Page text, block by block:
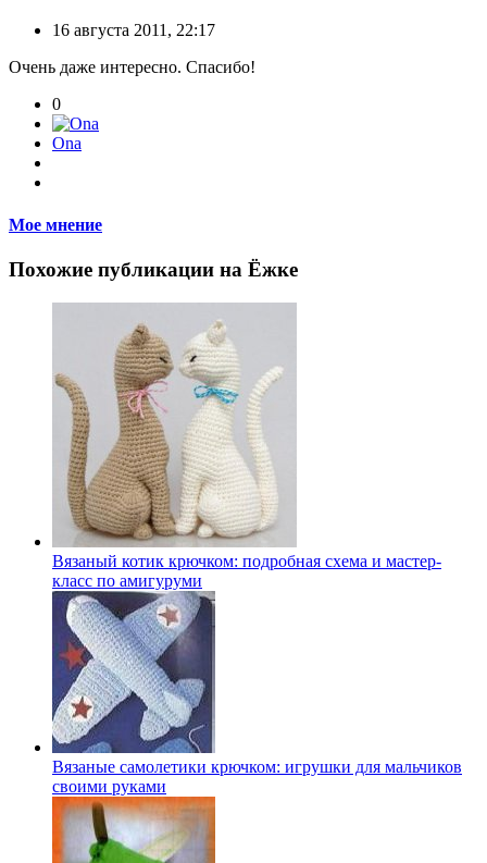
16 августа 2011, 22:17
Очень даже интересно. Спасибо!
0
Ona
Мое мнение
Похожие публикации на Ёжке
Вязаный котик крючком: подробная схема и мастер-
класс по амигуруми
Вязаные самолетики крючком: игрушки для мальчиков
своими руками